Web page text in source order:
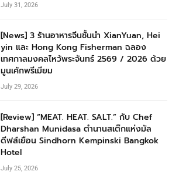
July 31, 2026
[News] 3 ร้านอาหารจีนชั้นนำ XianYuan, Hei
yin และ Hong Kong Fisherman ฉลอง
เทศกาลมงคลไหว้พระจันทร์ 2569 / 2026 ด้วย
มูนเค้กพรีเมียม
July 29, 2026
[Review] “MEAT. HEAT. SALT.” กับ Chef
Dharshan Munidasa ตำนานสเต๊กแห่งมัล
ดีฟส์เยือน Sindhorn Kempinski Bangkok
Hotel
July 25, 2026